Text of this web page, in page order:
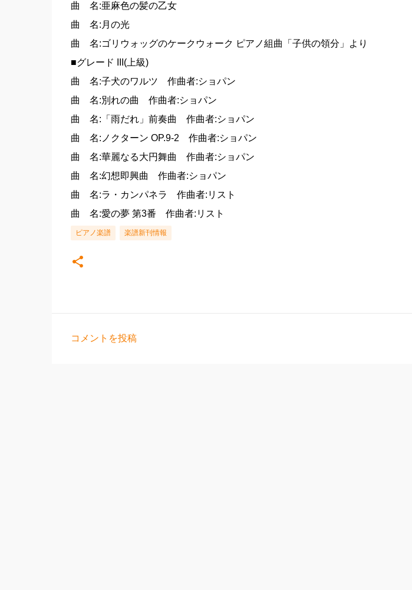
曲 名:亜麻色の髪の乙女
曲 名:月の光
曲 名:ゴリウォッグのケークウォーク ピアノ組曲「子供の領分」より
■グレード III(上級)
曲 名:子犬のワルツ 作曲者:ショパン
曲 名:別れの曲 作曲者:ショパン
曲 名:「雨だれ」前奏曲 作曲者:ショパン
曲 名:ノクターン OP.9-2 作曲者:ショパン
曲 名:華麗なる大円舞曲 作曲者:ショパン
曲 名:幻想即興曲 作曲者:ショパン
曲 名:ラ・カンパネラ 作曲者:リスト
曲 名:愛の夢 第3番 作曲者:リスト
ピアノ楽譜 楽譜新刊情報
コメントを投稿